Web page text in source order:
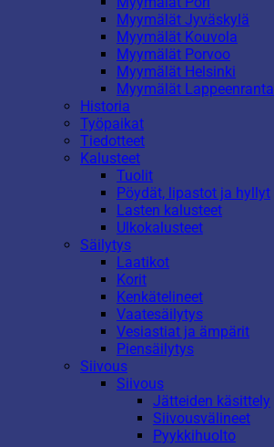
Myymälät Jyväskylä
Myymälät Kouvola
Myymälät Porvoo
Myymälät Helsinki
Myymälät Lappeenranta
Historia
Työpaikat
Tiedotteet
Kalusteet
Tuolit
Pöydät, lipastot ja hyllyt
Lasten kalusteet
Ulkokalusteet
Säilytys
Laatikot
Korit
Kenkätelineet
Vaatesäilytys
Vesiastiat ja ämpärit
Piensäilytys
Siivous
Siivous
Jätteiden käsittely
Siivousvälineet
Pyykkihuolto